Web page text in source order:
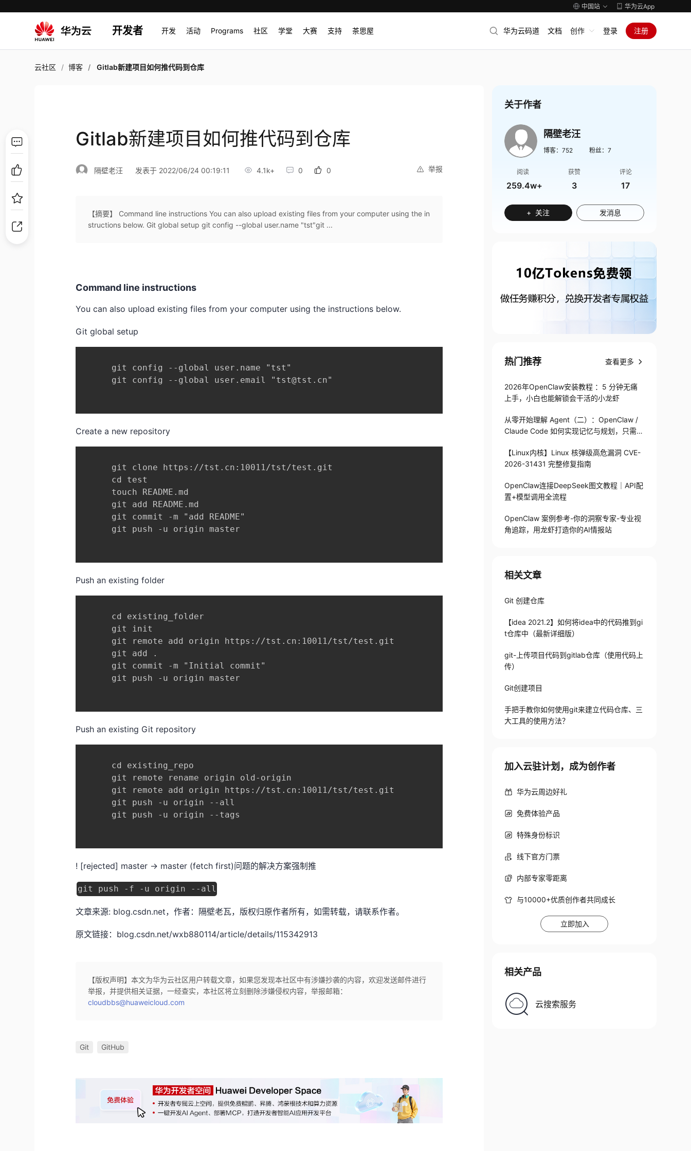
中国站 华为云App
开发者 开发 活动 Programs 社区 学堂 大赛 支持 茶思屋 华为云码道 文档 创作 登录 注册
云社区 博客 Gitlab新建项目如何推代码到仓库
Gitlab新建项目如何推代码到仓库
举报
隔壁老汪 发表于 2022/06/24 00:19:11 4.1k+ 0 0
【摘要】 Command line instructions You can also upload existing files from your computer using the in
structions below. Git global setup git config --global user.name "tst"git ...
Command line instructions
You can also upload existing files from your computer using the instructions below.
Git global setup
      git config --global user.name "tst"
      git config --global user.email "tst@tst.cn"
Create a new repository
      git clone https://tst.cn:10011/tst/test.git
      cd test
      touch README.md
      git add README.md
      git commit -m "add README"
      git push -u origin master
Push an existing folder
      cd existing_folder
      git init
      git remote add origin https://tst.cn:10011/tst/test.git
      git add .
      git commit -m "Initial commit"
      git push -u origin master
Push an existing Git repository
      cd existing_repo
      git remote rename origin old-origin
      git remote add origin https://tst.cn:10011/tst/test.git
      git push -u origin --all
      git push -u origin --tags
! [rejected] master -> master (fetch first)问题的解决方案强制推
git push -f -u origin --all
文章来源: blog.csdn.net，作者：隔壁老瓦，版权归原作者所有，如需转载，请联系作者。
原文链接：blog.csdn.net/wxb880114/article/details/115342913
【版权声明】本文为华为云社区用户转载文章，如果您发现本社区中有涉嫌抄袭的内容，欢迎发送邮件进行
举报，并提供相关证据，一经查实，本社区将立刻删除涉嫌侵权内容，举报邮箱：
cloudbbs@huaweicloud.com
Git GitHub
关于作者
隔壁老汪
博客： 752 粉丝： 7
阅读
259.4w+
获赞
3
评论
17
+ 关注 发消息
热门推荐 查看更多
2026年OpenClaw安装教程 ：5 分钟无痛
上手，小白也能解锁会干活的小龙虾
从零开始理解 Agent（二）：OpenClaw /
Claude Code 如何实现记忆与规划，只需1
【Linux内核】Linux 核弹级高危漏洞 CVE-
2026-31431 完整修复指南
OpenClaw连接DeepSeek图文教程｜API配
置+模型调用全流程
OpenClaw 案例参考-你的洞察专家-专业视
角追踪，用龙虾打造你的AI情报站
相关文章
Git 创建仓库
【idea 2021.2】如何将idea中的代码推到gi
t仓库中（最新详细版）
git-上传项目代码到gitlab仓库（使用代码上
传）
Git创建项目
手把手教你如何使用git来建立代码仓库、三
大工具的使用方法？
加入云驻计划，成为创作者
华为云周边好礼
免费体验产品
特殊身份标识
线下官方门票
内部专家零距离
与10000+优质创作者共同成长
立即加入
相关产品
云搜索服务